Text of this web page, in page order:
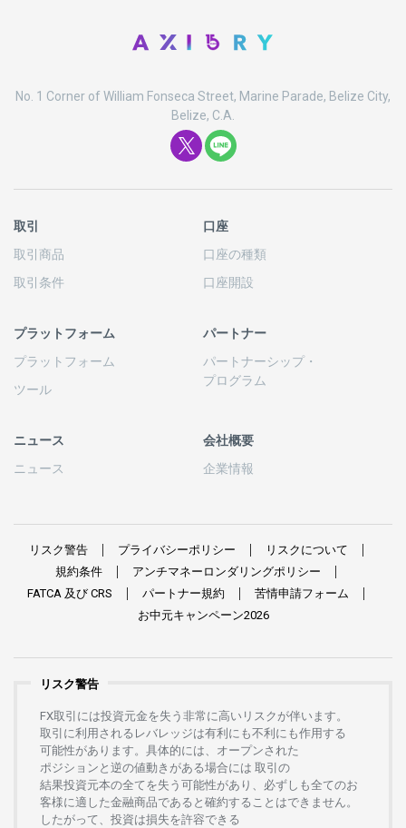
No. 1 Corner of William Fonseca Street, Marine Parade, Belize City,
Belize, C.A.
取引
取引商品
取引条件
口座
口座の種類
口座開設
プラットフォーム
プラットフォーム
ツール
パートナー
パートナーシップ・
プログラム
ニュース
ニュース
会社概要
企業情報
リスク警告 プライバシーポリシー
リスクについて
規約条件
アンチマネーロンダリングポリシー
FATCA 及び CRS パートナー規約 苦情申請フォーム
お中元キャンペーン2026
リスク警告
FX取引には投資元金を失う 非常に高い リスクが伴います。
取引に利用さ れる レバレッジは有利にも不利にも作用する
可能性があります。 具体的には、 オープンさ れた
ポジションと 逆の値動きがある場合には 取引の
結果投資元本の全てを失う 可能性があり、 必ずしも全てのお
客様に適した金融商品であると 確約することはできません。
したがって、 投資は損失を許容できる